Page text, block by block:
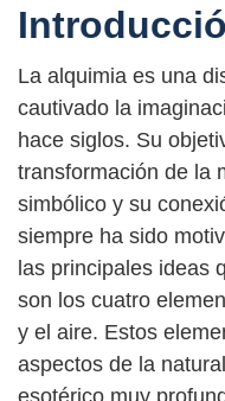
La alquimia es una
cautivado la
hace siglos. Su
transformación de la
simbólico y su
siempre ha sido
las principales ideas
son los cuatro
y el aire. Estos
aspectos de la